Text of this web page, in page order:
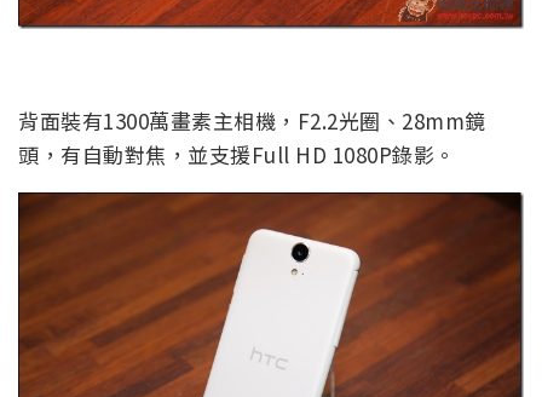
背面裝有1300萬畫素主相機，F2.2光圈、28mm鏡
頭，有自動對焦，並支援Full HD 1080P錄影。